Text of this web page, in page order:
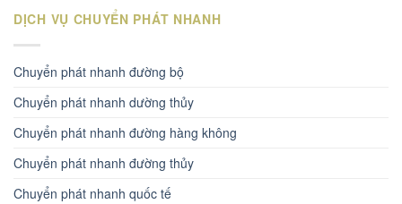
DỊCH VỤ CHUYỂN PHÁT NHANH
Chuyển phát nhanh đường bộ
Chuyển phát nhanh dường thủy
Chuyển phát nhanh đường hàng không
Chuyển phát nhanh đường thủy
Chuyển phát nhanh quốc tế